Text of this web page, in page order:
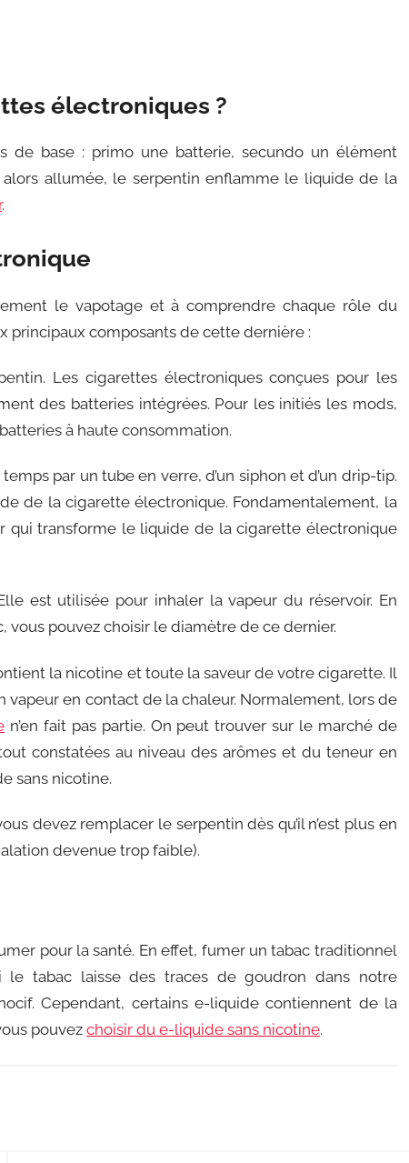
électroniques ?
de base : primo une batterie, secundo un élément
allumée, le serpentin enflamme le liquide de la
.
le vapotage et à comprendre chaque rôle du
principaux composants de cette dernière :
Les cigarettes électroniques conçues pour les
des batteries intégrées. Pour les initiés les mods,
à haute consommation.
par un tube en verre, d’un siphon et d’un drip-tip.
de la cigarette électronique. Fondamentalement, la
qui transforme le liquide de la cigarette électronique
est utilisée pour inhaler la vapeur du réservoir. En
pouvez choisir le diamètre de ce dernier.
la nicotine et toute la saveur de votre cigarette. Il
en contact de la chaleur. Normalement, lors de
n’en fait pas partie. On peut trouver sur le marché de
constatées au niveau des arômes et du teneur en
sans nicotine.
devez remplacer le serpentin dès qu’il n’est plus en
devenue trop faible).
pour la santé. En effet, fumer un tabac traditionnel
le tabac laisse des traces de goudron dans notre
Cependant, certains e-liquide contiennent de la
pouvez choisir du e-liquide sans nicotine.